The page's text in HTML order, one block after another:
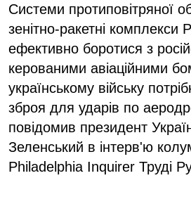
Системи протиповітряної
зенітно-ракетні
ефективно боротися з
керованими авіаційними
українському війську
зброя для ударів по
повідомив президент
Зеленський в інтерв'ю
Philadelphia Inquirer Труді